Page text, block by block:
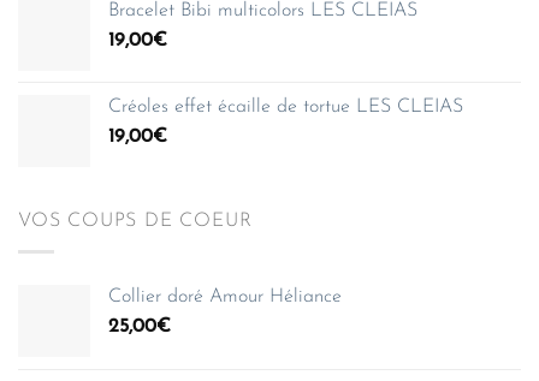
35,00€
Bracelet Bibi multicolors LES CLEIAS
19,00€
Créoles effet écaille de tortue LES CLEIAS
19,00€
VOS COUPS DE COEUR
Collier doré Amour Héliance
25,00€